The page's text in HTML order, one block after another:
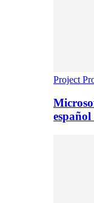
Project
español